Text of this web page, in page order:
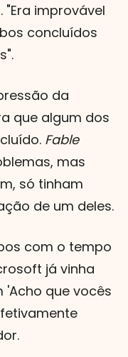
"Era improvável
concluídos
da
que algum dos
Fable
mas
só tinham
de um deles.
com o tempo
já vinha
'Acho que vocês